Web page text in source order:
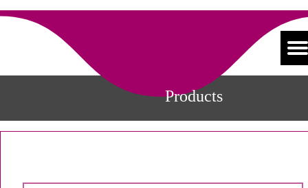
Products